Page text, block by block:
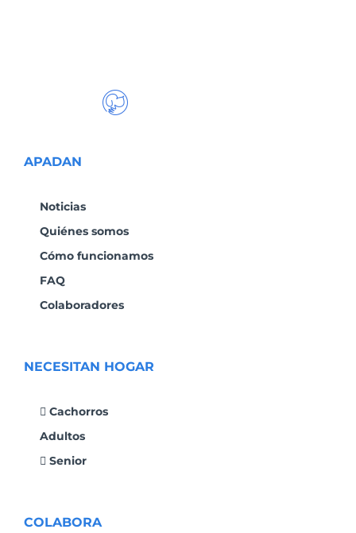
APADAN
Noticias
Quiénes somos
Cómo funcionamos
FAQ
Colaboradores
NECESITAN HOGAR
Cachorros
Adultos
Senior
COLABORA